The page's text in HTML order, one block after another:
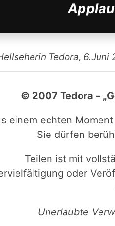
Tedora, 6.Juni
© 2007 Tedora –
einem echten
Sie dürfen
Teilen ist mit
oder
Unerlaubte